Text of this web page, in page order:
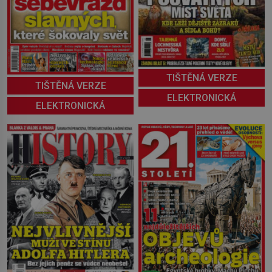
TIŠTĚNÁ VERZE
ELEKTRONICKÁ
TIŠTĚNÁ VERZE
ELEKTRONICKÁ